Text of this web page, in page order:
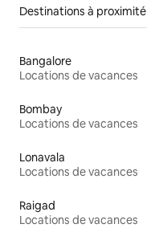
Destinations à proximité
Bangalore
Locations de vacances
Bombay
Locations de vacances
Lonavala
Locations de vacances
Raigad
Locations de vacances